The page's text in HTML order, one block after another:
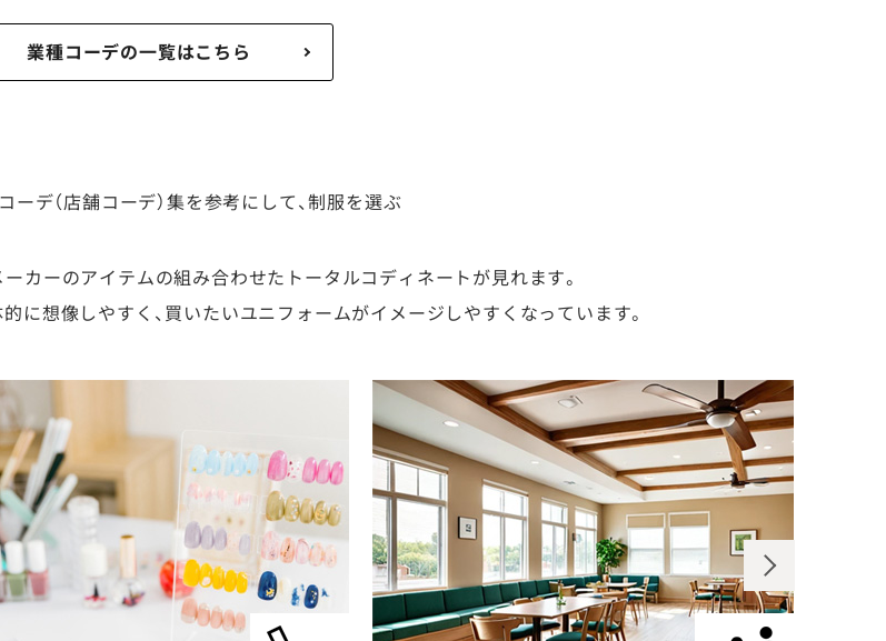
業種コーデの一覧はこちら
ーデ（店舗コーデ）集を参考にして、制服を選ぶ
カーのアイテムの組み合わせたトータルコディネートが見れます。
に想像しやすく、買いたいユニフォームがイメージしやすくなっています。